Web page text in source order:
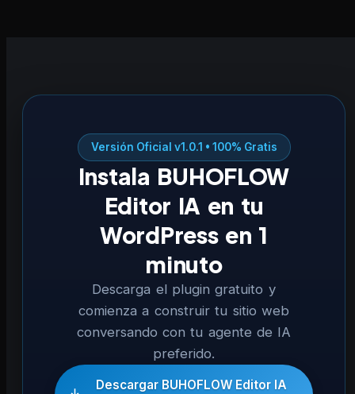
Versión Oficial v1.0.1 • 100% Gratis
Instala BUHOFLOW
Editor IA en tu
WordPress en 1
minuto
Descarga el plugin gratuito y
comienza a construir tu sitio web
conversando con tu agente de IA
preferido.
Descargar BUHOFLOW Editor IA